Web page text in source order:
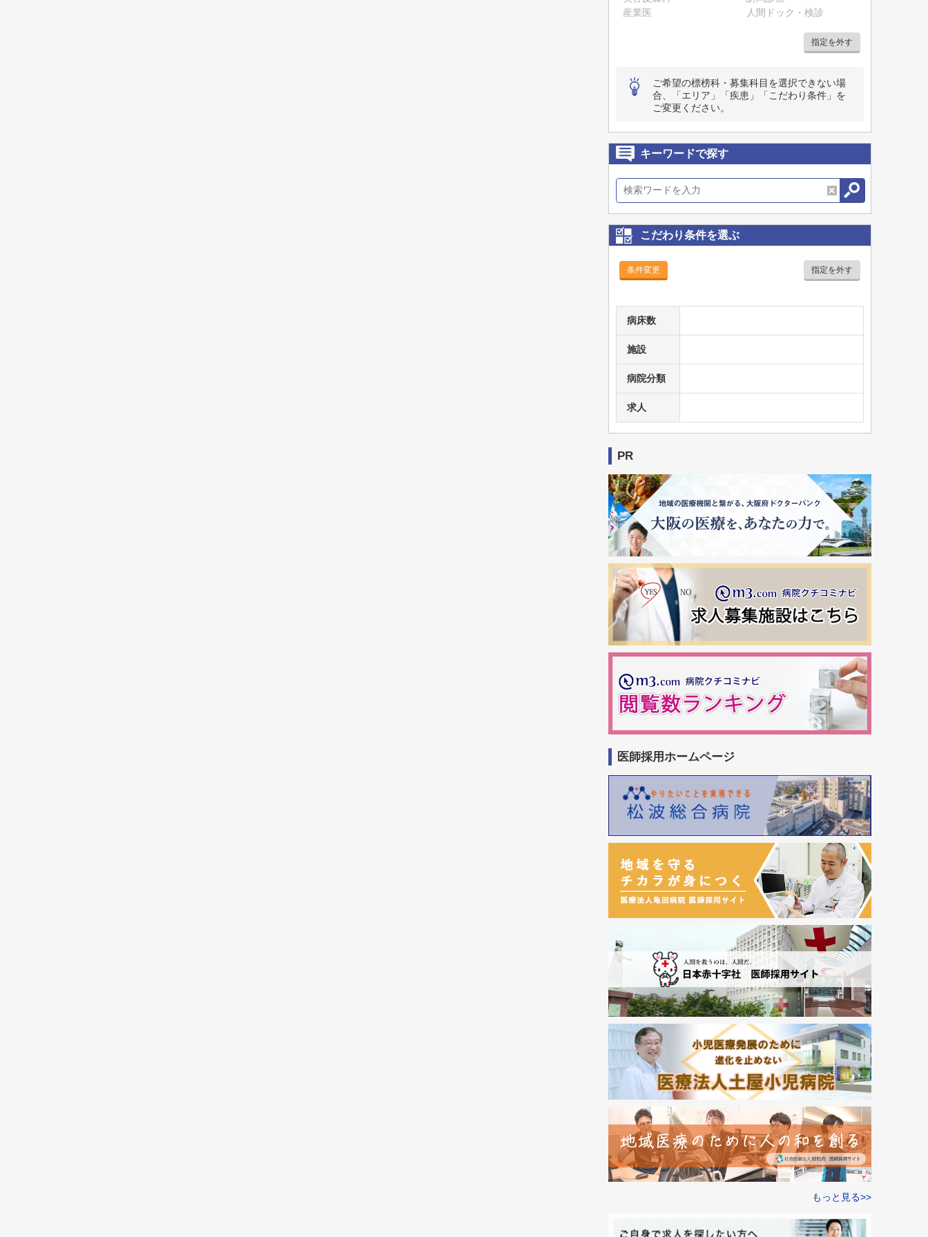
産業医
人間ドック・検診
指定を外す
ご希望の標榜科・募集科目を選択できない場
合、「エリア」「疾患」「こだわり条件」を
ご変更ください。
キーワードで探す
こだわり条件を選ぶ
条件変更 指定を外す
病床数
施設
病院分類
求人
PR
医師採用ホームページ
もっと見る>>